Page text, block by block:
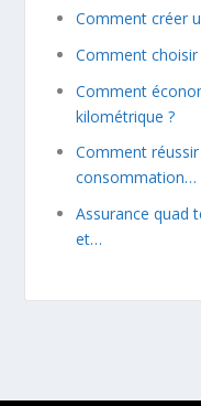
Comment créer
Comment
Comment
kilométrique ?
Comment
consommation…
Assurance quad
et…